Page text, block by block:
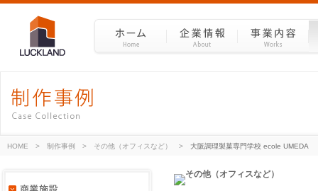
HOME > 制作事例 > その他（オフィスなど） > 大阪調理製菓専門学校 ecole UMEDA